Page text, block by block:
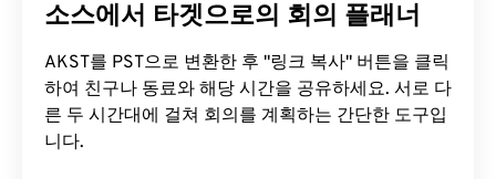
소스에서 타겟으로의 회의 플래너
AKST를 PST으로 변환한 후 "링크 복사" 버튼을 클릭
하여 친구나 동료와 해당 시간을 공유하세요. 서로 다
른 두 시간대에 걸쳐 회의를 계획하는 간단한 도구입
니다.